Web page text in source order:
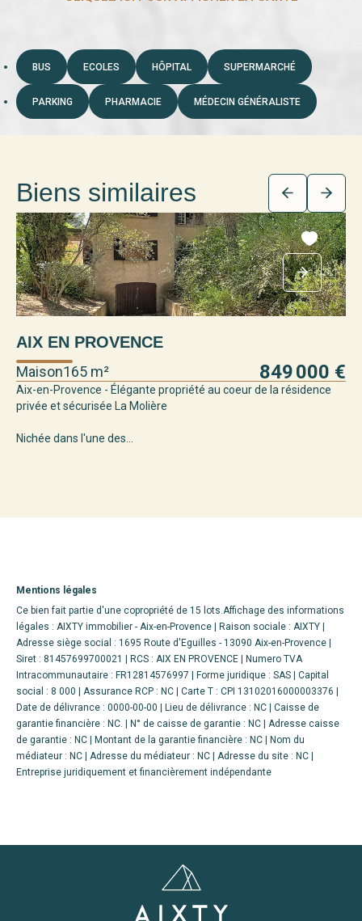
BUS ECOLES HÔPITAL SUPERMARCHÉ
PARKING PHARMACIE MÉDECIN GÉNÉRALISTE
Biens similaires
AIX EN PROVENCE
Maison165 m² 849 000 €
Aix-en-Provence - Élégante propriété au coeur de la résidence
privée et sécurisée La Molière
Nichée dans l'une des...
Mentions légales
Ce bien fait partie d'une copropriété de 15 lots.Affichage des informations
légales : AIXTY immobilier - Aix-en-Provence | Raison sociale : AIXTY |
Adresse siège social : 1695 Route d'Eguilles - 13090 Aix-en-Provence |
Siret : 81457699700021 | RCS : AIX EN PROVENCE | Numero TVA
Intracommunautaire : FR12814576997 | Forme juridique : SAS | Capital
social : 8 000 | Assurance RCP : NC | Carte T : CPI 13102016000003376 |
Date de délivrance : 0000-00-00 | Lieu de délivrance : NC | Caisse de
garantie financière : NC. | N° de caisse de garantie : NC | Adresse caisse
de garantie : NC | Montant de la garantie financière : NC | Nom du
médiateur : NC | Adresse du médiateur : NC | Adresse du site : NC |
Entreprise juridiquement et financièrement indépendante